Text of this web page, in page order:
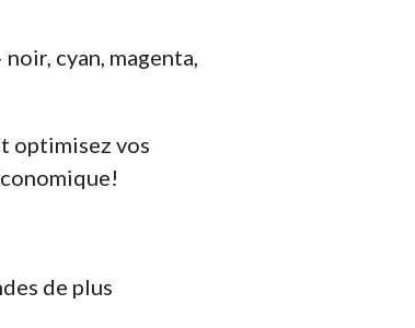
cyan, magenta,
optimisez vos
de plus